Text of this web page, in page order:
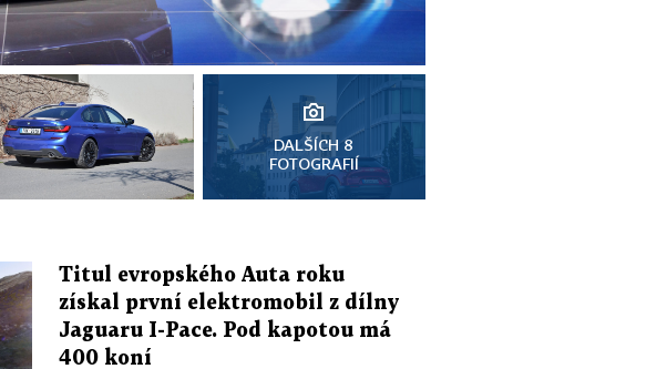
DALŠÍCH 8
FOTOGRAFIÍ
Titul evropského Auta roku
získal první elektromobil z dílny
Jaguaru I-Pace. Pod kapotou má
400 koní